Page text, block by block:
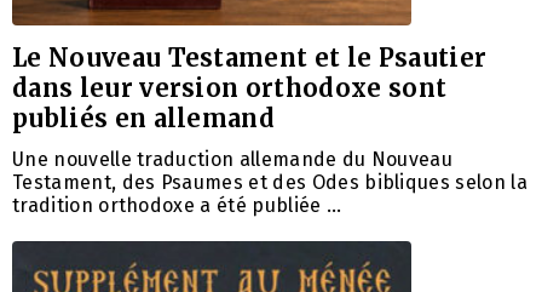
Le Nouveau Testament et le Psautier
dans leur version orthodoxe sont
publiés en allemand
Une nouvelle traduction allemande du Nouveau
Testament, des Psaumes et des Odes bibliques selon la
tradition orthodoxe a été publiée …